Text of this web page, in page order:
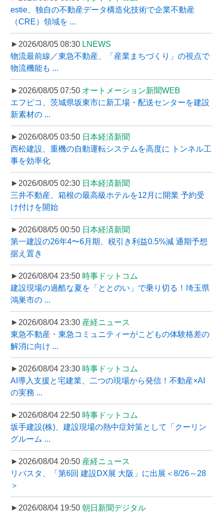
estie、独自の不動産データ構造化技術で企業不動産
（CRE）領域を ...
►2026/08/05 08:30 LNEWS
物流最前線／東急不動産、「産業まちづくり」の視点で
物流機能も ...
►2026/08/05 07:50 オートメーション新聞WEB
エフピコ、茨城県坂東市に新工場・配送センターを建設
新素材の ...
►2026/08/05 03:50 日本経済新聞
西松建設、重機の自動運転システムを高度に トンネル工
事を効率化
►2026/08/05 02:30 日本経済新聞
三井不動産、箱根の最高級ホテルを12月に開業 予約受
け付けを開始
►2026/08/05 00:50 日本経済新聞
第一建設の26年4〜6月期、税引き利益0.5%減 通期予想
据え置き
►2026/08/04 23:50 時事ドットコム
建設現場の過酷な夏を「ととのい」で乗り切る！埼玉県
鴻巣市の ...
►2026/08/04 23:30 産経ニュース
東急不動産・東急コミュニティーがこどもの体験格差の
解消に向け ...
►2026/08/04 23:30 時事ドットコム
AI導入支援と宅建業、二つの現場から発信！不動産×AI
の実務 ...
►2026/08/04 22:50 時事ドットコム
坂手建設(株)、建設現場の熱中症対策として「クーリン
グルーム ...
►2026/08/04 20:50 産経ニュース
リバスタ、「第6回 建設DX展 大阪」に出展＜8/26～28
＞
►2026/08/04 19:50 朝日新聞デジタル